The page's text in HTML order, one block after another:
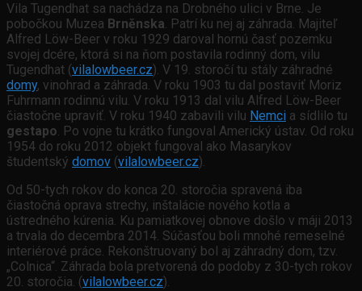
Vila Tugendhat sa nachádza na Drobného ulici v Brne. Je
pobočkou Muzea Brněnska. Patrí ku nej aj záhrada. Majiteľ
Alfred Löw-Beer v roku 1929 daroval hornú časť pozemku
svojej dcére, ktorá si na ňom postavila rodinný dom, vilu
Tugendhat (vilalowbeer.cz). V 19. storočí tu stály záhradné
domy, vinohrad a záhrada. V roku 1903 tu dal postaviť Moriz
Fuhrmann rodinnú vilu. V roku 1913 dal vilu Alfred Löw-Beer
čiastočne upraviť. V roku 1940 zabavili vilu Nemci a sídlilo tu
gestapo. Po vojne tu krátko fungoval Americký ústav. Od roku
1954 do roku 2012 objekt fungoval ako Masarykov
študentský domov (vilalowbeer.cz).
Od 50-tych rokov do konca 20. storočia spravená iba
čiastočná oprava strechy, inštalácie nového kotla a
ústredného kúrenia. Ku pamiatkovej obnove došlo v máji 2013
a trvala do decembra 2014. Súčasťou boli mnohé remeselné
interiérové práce. Rekonštruovaný bol aj záhradný dom, tzv.
„Colnica“. Záhrada bola pretvorená do podoby z 30-tych rokov
20. storočia. (vilalowbeer.cz).